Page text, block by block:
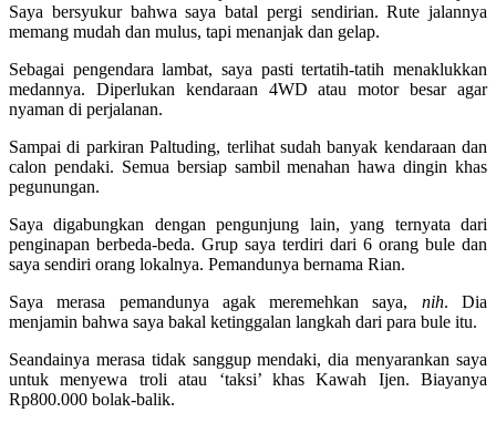
Saya bersyukur bahwa saya batal pergi sendirian. Rute jalannya
memang mudah dan mulus, tapi menanjak dan gelap.
Sebagai pengendara lambat, saya pasti tertatih-tatih menaklukkan
medannya. Diperlukan kendaraan 4WD atau motor besar agar
nyaman di perjalanan.
Sampai di parkiran Paltuding, terlihat sudah banyak kendaraan dan
calon pendaki. Semua bersiap sambil menahan hawa dingin khas
pegunungan.
Saya digabungkan dengan pengunjung lain, yang ternyata dari
penginapan berbeda-beda. Grup saya terdiri dari 6 orang bule dan
saya sendiri orang lokalnya. Pemandunya bernama Rian.
Saya merasa pemandunya agak meremehkan saya, nih. Dia
menjamin bahwa saya bakal ketinggalan langkah dari para bule itu.
Seandainya merasa tidak sanggup mendaki, dia menyarankan saya
untuk menyewa troli atau ‘taksi’ khas Kawah Ijen. Biayanya
Rp800.000 bolak-balik.